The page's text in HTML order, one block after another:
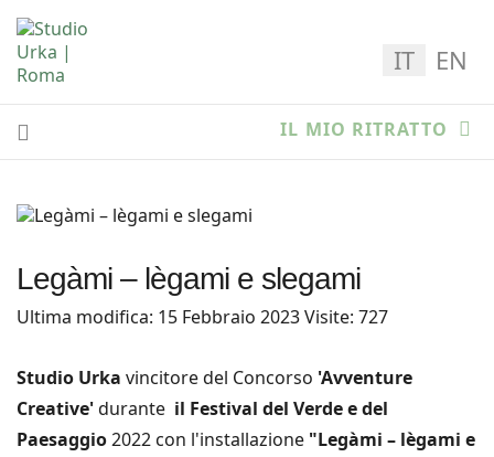
Seleziona
IT EN
IL MIO RITRATTO
Legàmi – lègami e slegami
Ultima modifica: 15 Febbraio 2023Visite: 727
Studio Urka vincitore del Concorso 'Avventure
Creative'durante il Festival del Verde e del
Paesaggio2022 con l'installazione "Legàmi – lègami e